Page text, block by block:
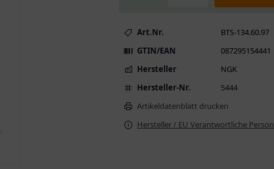
Art.Nr.
BTS-134.60.97
GTIN/EAN
087295154441
Hersteller
NGK
Hersteller-Nr.
5444
Artikeldatenblatt drucken
Hersteller / EU Verantwortliche Person